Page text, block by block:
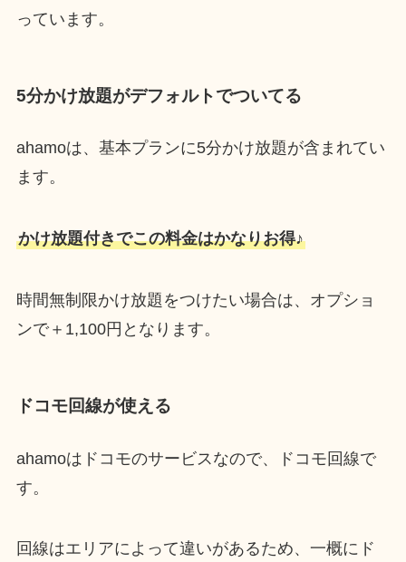
っています。
5分かけ放題がデフォルトでついてる
ahamoは、基本プランに5分かけ放題が含まれてい
ます。
かけ放題付きでこの料金はかなりお得♪
時間無制限かけ放題をつけたい場合は、オプショ
ンで＋1,100円となります。
ドコモ回線が使える
ahamoはドコモのサービスなので、ドコモ回線で
す。
回線はエリアによって違いがあるため、一概にド